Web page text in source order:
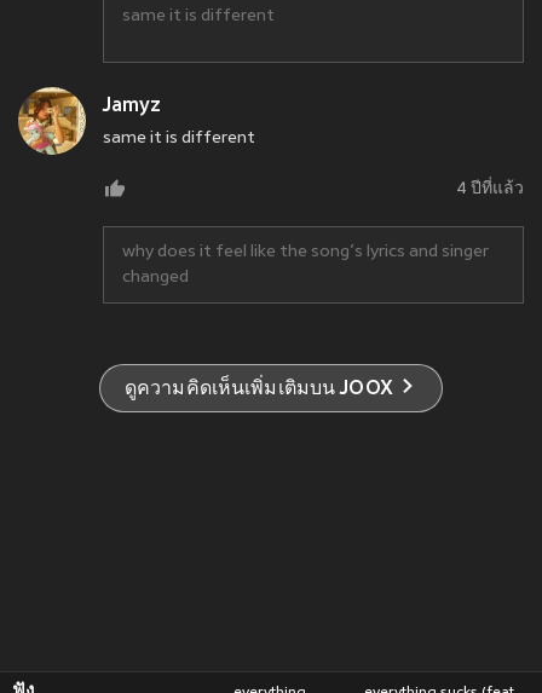
same it is different
Jamyz
same it is different
4 ปีที่แล้ว
why does it feel like the song’s lyrics and singer
changed
ดูความคิดเห็นเพิ่มเติมบน JOOX